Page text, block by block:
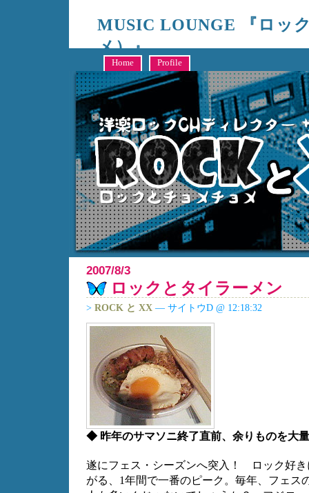
MUSIC LOUNGE 『ロッ
メ）』
キャンシステム編成部、洋楽制作ディレクターサイトウによ
Home Profile
2007/8/3
ロックとタイラーメン
> ROCK と XX — サイトウD @ 12:18:32
◆ 昨年のサマソニ終了直前、余りものを大
遂にフェス・シーズンへ突入！ ロック好
がる、1年間で一番のピーク。毎年、フェス